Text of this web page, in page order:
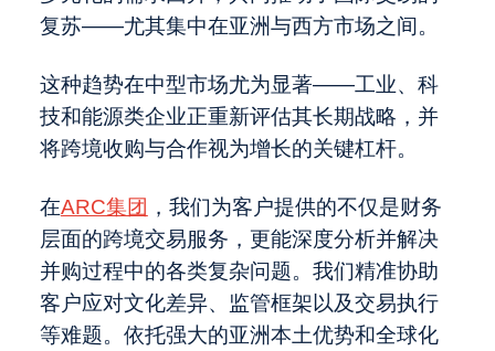
Global - English
复苏——尤其集中在亚洲与西方市场之间。
这种趋势在中型市场尤为显著——工业、科
技和能源类企业正重新评估其长期战略，并
将跨境收购与合作视为增长的关键杠杆。
在ARC集团 ，我们为客户提供的不仅是财务
层面的跨境交易服务，更能深度分析并解决
并购过程中的各类复杂问题。我们精准协助
客户应对文化差异、监管框架以及交易执行
等难题。依托强大的亚洲本土优势和全球化